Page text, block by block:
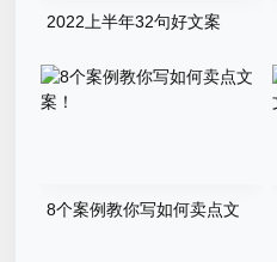
2022上半年32句好文案
8个案例教你写如何卖点文